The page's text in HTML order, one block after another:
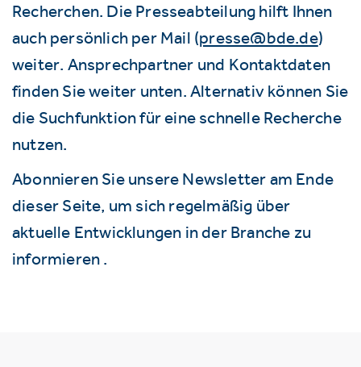
Recherchen. Die Presseabteilung hilft Ihnen
auch persönlich per Mail (presse@bde.de)
weiter. Ansprechpartner und Kontaktdaten
finden Sie weiter unten. Alternativ können Sie
die Suchfunktion für eine schnelle Recherche
nutzen.
Abonnieren Sie unsere Newsletter am Ende
dieser Seite, um sich regelmäßig über
aktuelle Entwicklungen in der Branche zu
informieren .